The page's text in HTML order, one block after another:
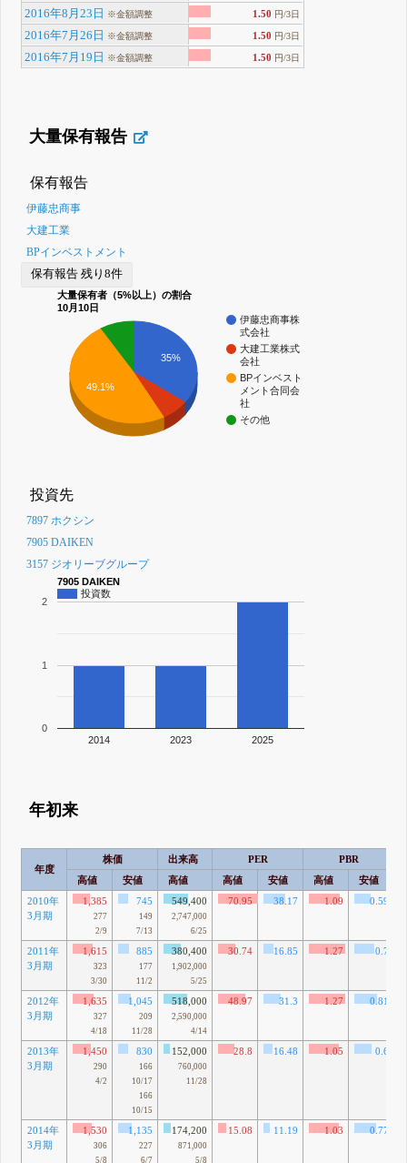
2016年8月23日 ※金額調整 1.50 円/3日
2016年7月26日 ※金額調整 1.50 円/3日
2016年7月19日 ※金額調整 1.50 円/3日
大量保有報告
保有報告
伊藤忠商事
大建工業
BPインベストメント
保有報告 残り8件
大量保有者（5%以上）の割合
10月10日
伊藤忠商事株
式会社
大建工業株式
会社
BPインベスト
メント合同会
社
その他
35%
49.1%
投資先
7897 ホクシン
7905 DAIKEN
3157 ジオリーブグループ
7905 DAIKEN
投資数
2014 2023 2025
0
1
2
年初来
年度
株価 出来高 PER
PBR
高値
安値 高値 高値 安値 高値 安値
2010年
3月期
1,385
277
2/9
745
149
7/13
549,400
2,747,000
6/25
70.95 38.17 1.09 0.59
2011年
3月期
1,615
323
3/30
885
177
11/2
380,400
1,902,000
5/25
30.74 16.85 1.27
0.7
2012年
3月期
1,635
327
4/18
1,045
209
11/28
518,000
2,590,000
4/14
48.97 31.3 1.27
0.81
2013年
3月期
1,450
290
4/2
830
166
10/17
166
10/15
152,000
760,000
11/28
28.8 16.48 1.05
0.6
2014年
3月期
1,530
306
5/8
1,135
227
6/7
174,200
871,000
5/8
15.08 11.19 1.03
0.77